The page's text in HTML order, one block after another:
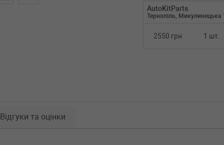
AutoKitParts
Тернопіль, Микулинецька
2550 грн 1 шт.
Відгуки та оцінки